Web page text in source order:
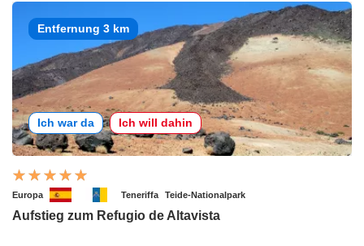
Entfernung 3 km
Ich war da Ich will dahin
Europa Teneriffa Teide-Nationalpark
Aufstieg zum Refugio de Altavista